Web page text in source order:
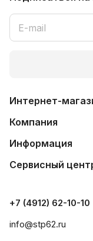
Интернет-
Компания
Информация
Сервисный
+7 (4912) 62-10-10
info@stp62.ru